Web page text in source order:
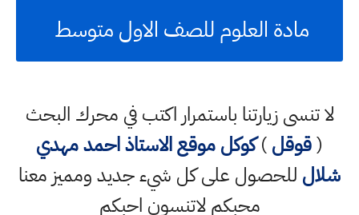
مادة العلوم للصف الاول متوسط
لا تنسى زيارتنا باستمرار اكتب في محرك البحث
(قوقل)كوكلموقع الاستاذ احمد مهدي
شلال للحصول على كل شيء جديد ومميز معنا
محبكم لاتنسون احبكم